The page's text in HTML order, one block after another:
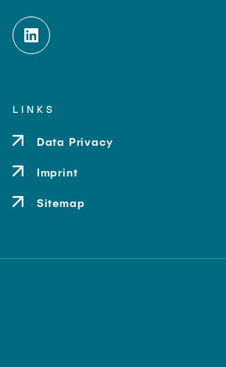
LINKS
Data Privacy
Imprint
Sitemap